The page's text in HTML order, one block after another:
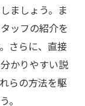
ましょう。ま
ッフの紹介を
さらに、直接
かりやすい説
らの方法を駆
。